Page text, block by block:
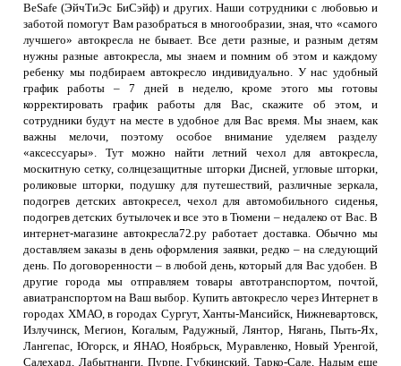
BeSafe (ЭйчТиЭс БиСэйф) и других. Наши сотрудники с любовью и
заботой помогут Вам разобраться в многообразии, зная, что «самого
лучшего» автокресла не бывает. Все дети разные, и разным детям
нужны разные автокресла, мы знаем и помним об этом и каждому
ребенку мы подбираем автокресло индивидуально. У нас удобный
график работы – 7 дней в неделю, кроме этого мы готовы
корректировать график работы для Вас, скажите об этом, и
сотрудники будут на месте в удобное для Вас время. Мы знаем, как
важны мелочи, поэтому особое внимание уделяем разделу
«аксессуары». Тут можно найти летний чехол для автокресла,
москитную сетку, солнцезащитные шторки Дисней, угловые шторки,
роликовые шторки, подушку для путешествий, различные зеркала,
подогрев детских автокресел, чехол для автомобильного сиденья,
подогрев детских бутылочек и все это в Тюмени – недалеко от Вас. В
интернет-магазине автокресла72.ру работает доставка. Обычно мы
доставляем заказы в день оформления заявки, редко – на следующий
день. По договоренности – в любой день, который для Вас удобен. В
другие города мы отправляем товары автотранспортом, почтой,
авиатранспортом на Ваш выбор. Купить автокресло через Интернет в
городах ХМАО, в городах Сургут, Ханты-Мансийск, Нижневартовск,
Излучинск, Мегион, Когалым, Радужный, Лянтор, Нягань, Пыть-Ях,
Лангепас, Югорск, и ЯНАО, Ноябрьск, Муравленко, Новый Уренгой,
Салехард, Лабытнанги, Пурпе, Губкинский, Тарко-Сале, Надым еще